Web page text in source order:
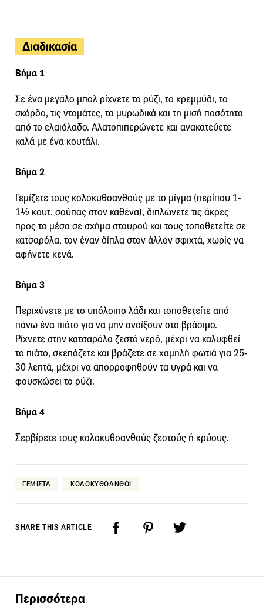
Διαδικασία
Βήμα 1
Σε ένα μεγάλο μπολ ρίχνετε το ρύζι, το κρεμμύδι, το
σκόρδο, τις ντομάτες, τα μυρωδικά και τη μισή ποσότητα
από το ελαιόλαδο. Αλατοπιπερώνετε και ανακατεύετε
καλά με ένα κουτάλι.
Βήμα 2
Γεμίζετε τους κολοκυθοανθούς με το μίγμα (περίπου 1-
1½ κουτ. σούπας στον καθένα), διπλώνετε τις άκρες
προς τα μέσα σε σχήμα σταυρού και τους τοποθετείτε σε
κατσαρόλα, τον έναν δίπλα στον άλλον σφιχτά, χωρίς να
αφήνετε κενά.
Βήμα 3
Περιχύνετε με το υπόλοιπο λάδι και τοποθετείτε από
πάνω ένα πιάτο για να μην ανοίξουν στο βράσιμο.
Ρίχνετε στην κατσαρόλα ζεστό νερό, μέχρι να καλυφθεί
το πιάτο, σκεπάζετε και βράζετε σε χαμηλή φωτιά για 25-
30 λεπτά, μέχρι να απορροφηθούν τα υγρά και να
φουσκώσει το ρύζι.
Βήμα 4
Σερβίρετε τους κολοκυθοανθούς ζεστούς ή κρύους.
ΓΕΜΙΣΤΑ ΚΟΛΟΚΥΘΟΑΝΘΟΙ
SHARE THIS ARTICLE
Περισσότερα